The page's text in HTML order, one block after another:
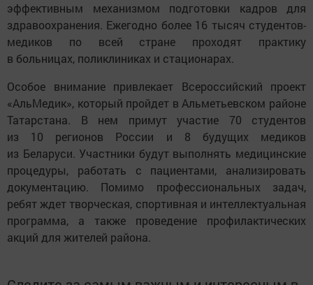
эффективным механизмом подготовки кадров для
здравоохранения. Ежегодно более 16 тысяч студентов-
медиков по всей стране проходят практику
в больницах, поликлиниках и стационарах.
Особое внимание привлекает Всероссийский проект
«АльМедик», который пройдет в Альметьевском районе
Татарстана. В нем примут участие 70 студентов
из 10 регионов России и 8 будущих медиков
из Беларуси. Участники будут выполнять медицинские
процедуры, работать с пациентами, анализировать
документацию. Помимо профессиональных задач,
ребят ждет творческая, спортивная и интеллектуальная
программа, а также проведение профилактических
акций для жителей района.